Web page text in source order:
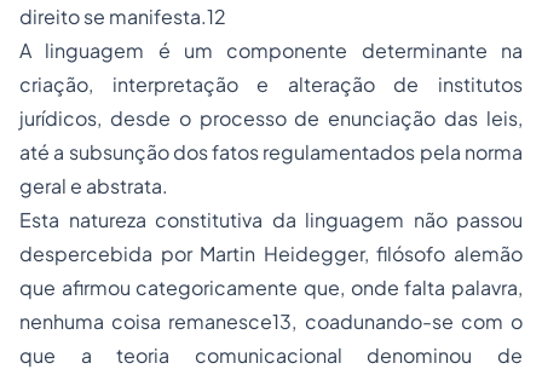
direito se manifesta.12
A linguagem é um componente determinante na
criação, interpretação e alteração de institutos
jurídicos, desde o processo de enunciação das leis,
até a subsunção dos fatos regulamentados pela norma
geral e abstrata.
Esta natureza constitutiva da linguagem não passou
despercebida por Martin Heidegger, filósofo alemão
que afirmou categoricamente que, onde falta palavra,
nenhuma coisa remanesce13, coadunando-se com o
que a teoria comunicacional denominou de